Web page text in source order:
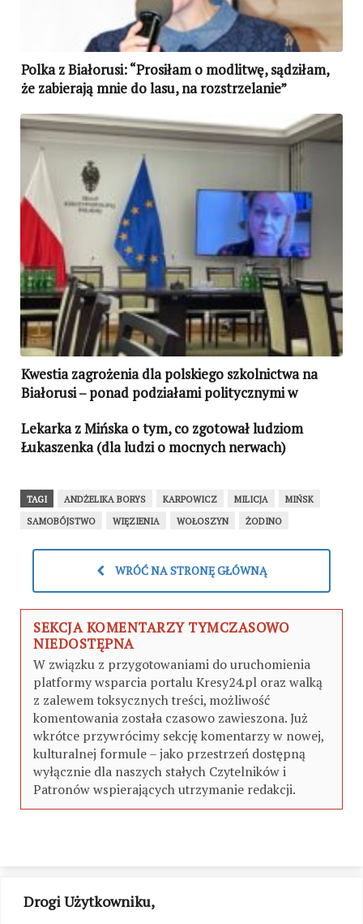
Drogi Użytkowniku,
Polka z Białorusi: “Prosiłam o modlitwę, sądziłam,
że zabierają mnie do lasu, na rozstrzelanie”
Kwestia zagrożenia dla polskiego szkolnictwa na
Białorusi – ponad podziałami politycznymi w
Lekarka z Mińska o tym, co zgotował ludziom
Łukaszenka (dla ludzi o mocnych nerwach)
TAGI ANDŻELIKA BORYS KARPOWICZ MILICJA
MIŃSK
SAMOBÓJSTWO
WIĘZIENIA WOŁOSZYN ŻODINO
WRÓĆ NA STRONĘ GŁÓWNĄ
SEKCJA KOMENTARZY TYMCZASOWO
NIEDOSTĘPNA
W związku z przygotowaniami do uruchomienia
platformy wsparcia portalu Kresy24.pl oraz walką
z zalewem toksycznych treści, możliwość
komentowania została czasowo zawieszona. Już
wkrótce przywrócimy sekcję komentarzy w nowej,
kulturalnej formule – jako przestrzeń dostępną
wyłącznie dla naszych stałych Czytelników i
Patronów wspierających utrzymanie redakcji.